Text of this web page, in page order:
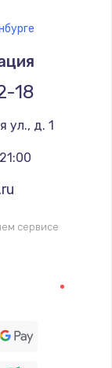
18
ул., д. 1
сервисе